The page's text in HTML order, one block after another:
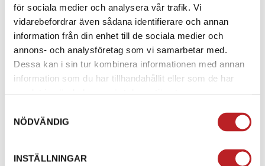
för sociala medier och analysera vår trafik. Vi
vidarebefordrar även sådana identifierare och annan
information från din enhet till de sociala medier och
annons- och analysföretag som vi samarbetar med.
Dessa kan i sin tur kombinera informationen med annan
information som du har tillhandahållit eller som de har
NÖDVÄNDIG
INSTÄLLNINGAR
YKK-DRAGKEDJA för enkel fäste till jacka
SkyddandeFLERLAGERSTRYCK PÅ
HÖGIMPAKTSOMRÅDEN
YKK SLIDE LOCK FRONTSTÄNGNING
FÖRSTÄRKT SYNTETLÄDERPANEL
vid sittdelen för